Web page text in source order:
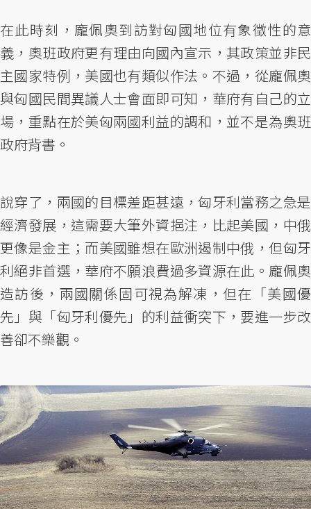
在此時刻，龐佩奧到訪對匈國地位有象徵性的意
義，奧班政府更有理由向國內宣示，其政策並非民
主國家特例，美國也有類似作法。不過，從龐佩奧
與匈國民間異議人士會面即可知，華府有自己的立
場，重點在於美匈兩國利益的調和，並不是為奧班
政府背書。
說穿了，兩國的目標差距甚遠，匈牙利當務之急是
經濟發展，這需要大筆外資挹注，比起美國，中俄
更像是金主；而美國雖想在歐洲遏制中俄，但匈牙
利絕非首選，華府不願浪費過多資源在此。龐佩奧
造訪後，兩國關係固可視為解凍，但在「美國優
先」與「匈牙利優先」的利益衝突下，要進一步改
善卻不樂觀。